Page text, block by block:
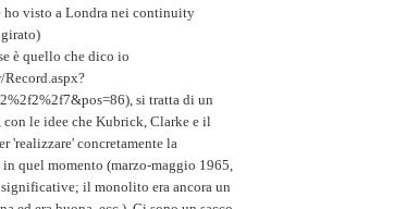
ho visto a Londra nei continuity
è quello che dico io
si tratta di un
le idee che Kubrick, Clarke e il
'realizzare' concretamente la
quel momento (marzo-maggio 1965,
il monolito era ancora un